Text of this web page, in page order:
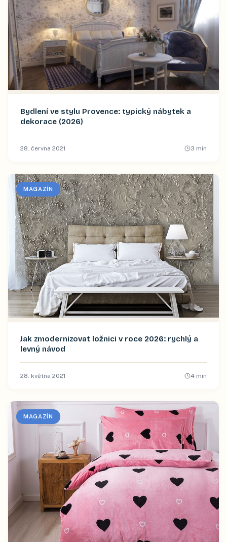
Bydlení ve stylu Provence: typický nábytek a
dekorace (2026)
28. června 2021 3 min
MAGAZÍN
Jak zmodernizovat ložnici v roce 2026: rychlý a
levný návod
28. května 2021 4 min
MAGAZÍN